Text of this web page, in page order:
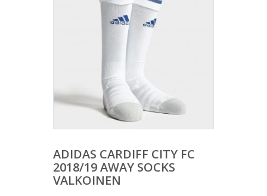
ADIDAS CARDIFF CITY FC
2018/19 AWAY SOCKS
VALKOINEN